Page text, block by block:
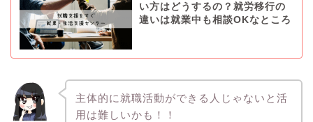
い方はどうするの？就労移行の
違いは就業中も相談OKなところ
主体的に就職活動ができる人じゃないと活
用は難しいかも！！